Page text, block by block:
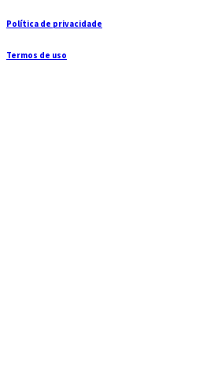
Política de privacidade
Termos de uso